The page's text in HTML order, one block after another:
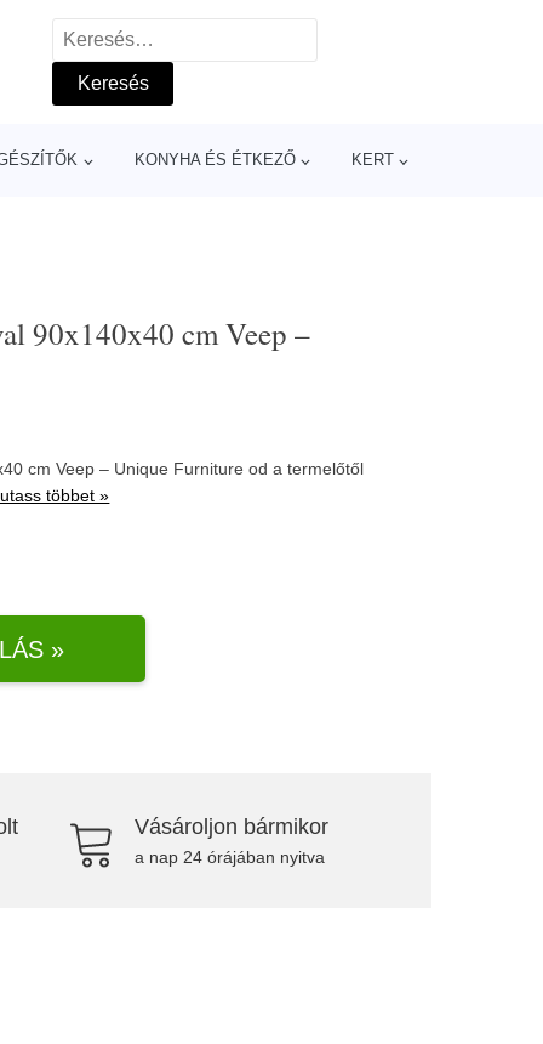
Keresés:
KONYHA ÉS ÉTKEZŐ KERT
90x140x40 cm Veep –
cm Veep – Unique Furniture od a termelőtől
többet »
»
Vásároljon bármikor
a nap 24 órájában nyitva